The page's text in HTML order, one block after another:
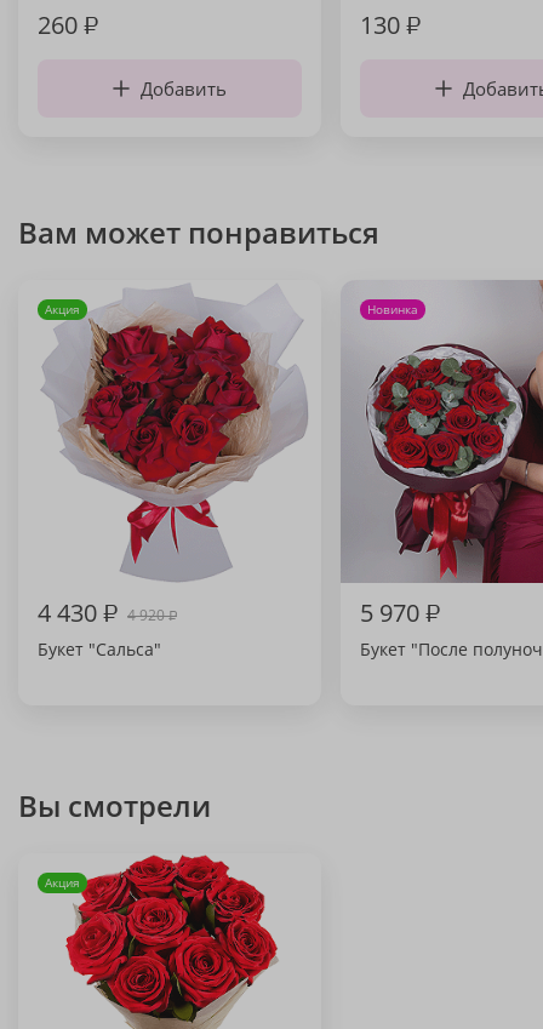
260₽
Добавить
130₽
Вам может понравиться
Акция
4 430₽ 4 920₽
Букет "Сальса"
Новинка
5 970₽
Букет "После
Вы смотрели
Акция